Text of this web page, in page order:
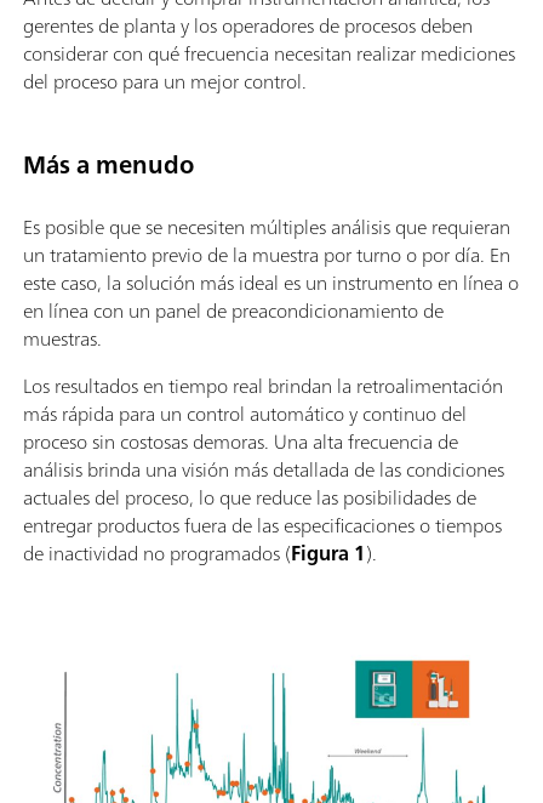
gerentes de planta y los operadores de procesos deben
considerar con qué frecuencia necesitan realizar mediciones
del proceso para un mejor control.
Más a menudo
Es posible que se necesiten múltiples análisis que requieran
un tratamiento previo de la muestra por turno o por día. En
este caso, la solución más ideal es un instrumento en línea o
en línea con un panel de preacondicionamiento de
muestras.
Los resultados en tiempo real brindan la retroalimentación
más rápida para un control automático y continuo del
proceso sin costosas demoras. Una alta frecuencia de
análisis brinda una visión más detallada de las condiciones
actuales del proceso, lo que reduce las posibilidades de
entregar productos fuera de las especificaciones o tiempos
de inactividad no programados (Figura 1).